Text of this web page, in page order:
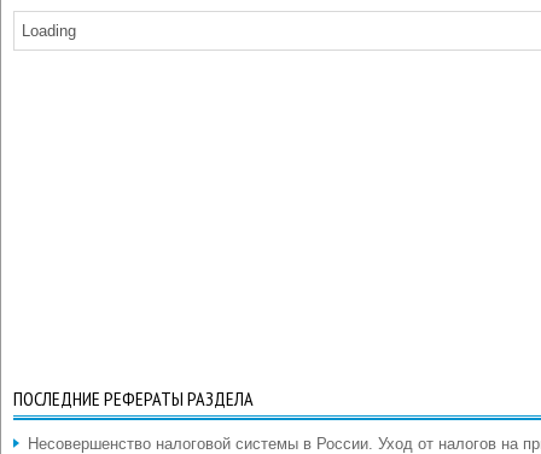
Loading
ПОСЛЕДНИЕ РЕФЕРАТЫ РАЗДЕЛА
Несовершенство налоговой системы в России. Уход от налогов на